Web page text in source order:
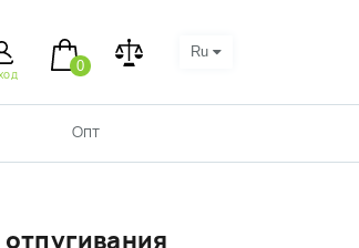
0
Ru
Опт